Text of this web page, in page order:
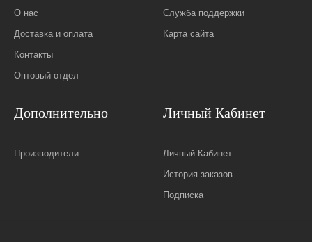
О нас
Доставка и оплата
Контакты
Оптовый отдел
Служба поддержки
Карта сайта
Дополнительно
Производители
Личный Кабинет
Личный Кабинет
История заказов
Подписка